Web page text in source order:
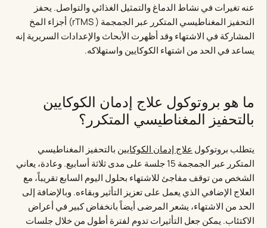
عنه تغيرات في نشاط الدماغ والتمثيل الغذائي والتواصل. يحفز
التحفيز المغناطيسي المتكرر عبر الجمجمة ( rTMS) أجزاء المخ
المشاركة في الاشتهاء وقد أظهرت الأبحاث والإعدادات السريرية إنه
يساعد في الحد من اشتهاء الكوكايين واستهلاكه.
ما هو بروتوكول علاج إدمان الكوكايين
بالتحفيز المغناطيسي المتكرر؟
يتطلب بروتوكول علاج إدمان الكوكايين بالتحفيز المغناطيسي
المتكرر عبر الجمجمة 15 جلسة على مدى ثلاثة أسابيع. وعادة، يعاني
الشخص من توقف مفاجئ للاشتهاء بحلول اليوم السابع تقريباً، مع
العلاج الإضافي الذي يعمل على تعزيز التأثير وبقاءه. وبالإضافة إلى
الحد من الاشتهاء، يشعر المرضى أيضاً بانخفاض كبير في أعراض
الاكتئاب. يمكن جعل التأثيرات تدوم لفترة أطول من خلال جلسات